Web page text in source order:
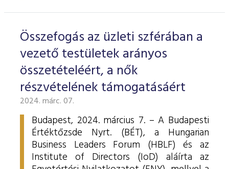
Összefogás az üzleti szférában a
vezető testületek arányos
összetételéért, a nők
részvételének támogatásáért
2024. márc. 07.
Budapest, 2024. március 7. – A Budapesti
Értéktőzsde Nyrt. (BÉT), a Hungarian
Business Leaders Forum (HBLF) és az
Institute of Directors (IoD) aláírta az